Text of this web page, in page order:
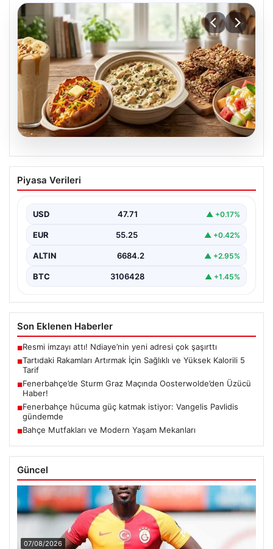
06.08.2026
Tartıdaki Rakamları Artırmak İçin
Sağlıklı ve Yüksek Kalorili 5 Tarif
rahatsızlık hissi yaratmadan, dengeli ve kalori
açısından…
Piyasa Verileri
USD 47.71 ▲ +0.17%
EUR 55.25 ▲ +0.42%
ALTIN 6684.2 ▲ +2.95%
BTC 3106428 ▲ +1.45%
Son Eklenen Haberler
■Resmi imzayı attı! Ndiaye’nin yeni adresi çok şaşırttı
■Tartıdaki Rakamları Artırmak İçin Sağlıklı ve Yüksek Kalorili 5
Tarif
■Fenerbahçe’de Sturm Graz Maçında Oosterwolde’den Üzücü
Haber!
■Fenerbahçe hücuma güç katmak istiyor: Vangelis Pavlidis
gündemde
■Bahçe Mutfakları ve Modern Yaşam Mekanları
Güncel
07/08/2026